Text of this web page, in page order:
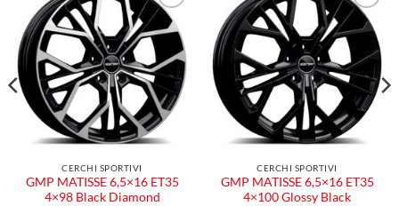
Aggiungi
alla lista
desideri
CERCHI SPORTIVI
GMP MATISSE 6,5×16 ET35
4×98 Black Diamond
Aggiungi
alla lista
dei
desideri
CERCHI SPORTIVI
GMP MATISSE 6,5×16 ET35
4×100 Glossy Black